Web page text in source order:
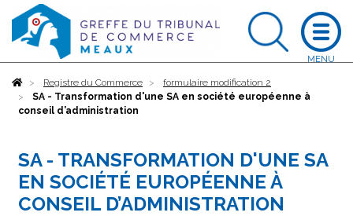
AccueilRegistre du Commerce
formulaire modification 2
SA - Transformation d'une SA en société européenne à
conseil d’administration
SA - TRANSFORMATION D'UNE SA
EN SOCIÉTÉ EUROPÉENNE À
CONSEIL D’ADMINISTRATION